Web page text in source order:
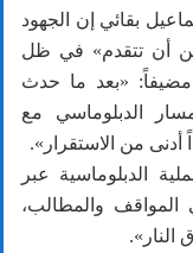
بقائي إن الجهود
أن تتقدم» في ظل
مضيفاً: «بعد ما حدث
الدبلوماسي مع
من الاستقرار».
الدبلوماسية عبر
المواقف والمطالب،
النار».